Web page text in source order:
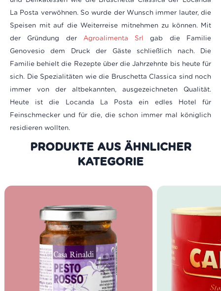
La Posta verwöhnen. So wurde der Wunsch immer lauter, die
Speisen mit auf die Weiterreise mitnehmen zu können. Mit
der Gründung der Agroalimenta Srl gab die Familie
Genovesio dem Druck der Gäste schließlich nach. Die
Familie behielt die Rezepte über die Jahrzehnte bis heute für
sich. Die Spezialitäten wie die Bruschetta Classica sind noch
immer von der altbekannten, ausgezeichneten Qualität.
Heute ist die Locanda La Posta ein edles Hotel für
Feinschmecker und für die, die schon immer mal königlich
residieren wollten.
PRODUKTE AUS DER GLEICHEN
KATEGORIE